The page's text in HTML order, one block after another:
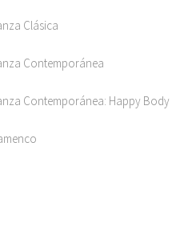
Clásica
Contemporánea
Contemporánea: Happy Body